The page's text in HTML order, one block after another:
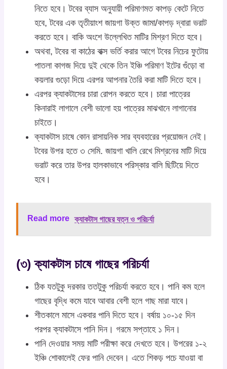
নিতে হবে। টবের ব্যাস অনুযায়ী পরিমাণমত কাপড় কেটে নিতে
হবে, টবের এক তৃতীয়াংশ জায়গা উক্ত জামা/কাপড় দ্বারা ভরাট
করতে হবে। বাকি অংশে উল্লেখিত মাটির মিশ্রণ দিতে হবে।
অথবা, টবের বা কাঠের বাক্স ভর্তি করার আগে টবের নিচের ফুটোয়
পাতলা কাগজ দিয়ে দুই থেকে তিন ইঞ্চি পরিমাণ ইটের গুঁড়ো বা
কয়লার গুড়ো দিয়ে এরপর আপনার তৈরি করা মাটি দিতে হবে।
এরপর ক্যাকটাসের চারা রোপন করতে হবে। চারা পাত্রের
কিনারাই লাগালে বেশী ভালো হয় পাত্রের মাঝখানে লাগানোর
চাইতে।
ক্যাকটাস চাষে কোন রাসায়নিক সার ব্যবহারের প্রয়োজন নেই।
টবের উপর হতে ৩ সেমি. জায়গা খালি রেখে মিশ্রনের মাটি দিয়ে
ভরাট করে তার উপর হালকাভাবে পরিস্কার বালি ছিটিয়ে দিতে
হবে।
Read more ক্যাকটাস গাছের যত্ন ও পরিচর্যা
(৩) ক্যাকটাস চাষে গাছের পরিচর্যা
ঠিক যতটুকু দরকার ততটুকু পরিচর্যা করতে হবে। পানি কম হলে
গাছের বৃদ্ধি কমে যাবে আবার বেশী হলে গাছ মারা যাবে।
শীতকালে মাসে একবার পানি দিতে হবে। বর্ষায় ১০-১৫ দিন
পরপর ক্যাকটাসে পানি দিন। গরমে সপ্তাহে ১ দিন।
পানি দেওয়ার সময় মাটি পরীক্ষা করে দেখতে হবে। উপরের ১-২
ইঞ্চি শোকালেই ফের পানি দেবেন। এতে শিকড় পচে যাওয়া বা